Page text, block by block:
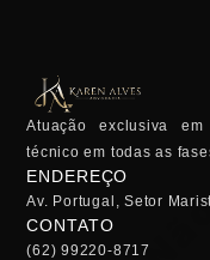
Atuação exclusiva
técnico em todas as
ENDEREÇO
Av. Portugal, Setor
CONTATO
(62) 99220-8717